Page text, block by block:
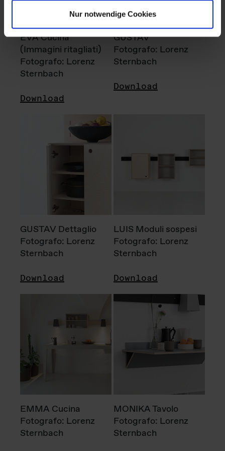
Nur notwendige Cookies
EVA Cucina
(Immagini ritagliati)
Fotografo: Lorenz
Sternbach
Download
GUSTAV
Fotografo: Lorenz
Sternbach
Download
GUSTAV Dettaglio
Fotografo: Lorenz
Sternbach
Download
LUIS Moduli sospesi
Fotografo: Lorenz
Sternbach
Download
EMMA Cucina
Fotografo: Lorenz
Sternbach
MONIKA Tavolo
Fotografo: Lorenz
Sternbach